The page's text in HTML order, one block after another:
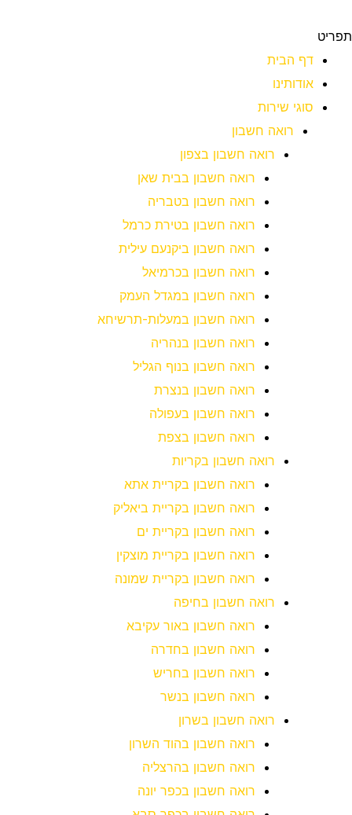
תפריט
דף הבית
אודותינו
סוגי שירות
רואה חשבון
רואה חשבון בצפון
רואה חשבון בבית שאן
רואה חשבון בטבריה
רואה חשבון בטירת כרמל
רואה חשבון ביקנעם עילית
רואה חשבון בכרמיאל
רואה חשבון במגדל העמק
רואה חשבון במעלות-תרשיחא
רואה חשבון בנהריה
רואה חשבון בנוף הגליל
רואה חשבון בנצרת
רואה חשבון בעפולה
רואה חשבון בצפת
רואה חשבון בקריות
רואה חשבון בקריית אתא
רואה חשבון בקריית ביאליק
רואה חשבון בקריית ים
רואה חשבון בקריית מוצקין
רואה חשבון בקריית שמונה
רואה חשבון בחיפה
רואה חשבון באור עקיבא
רואה חשבון בחדרה
רואה חשבון בחריש
רואה חשבון בנשר
רואה חשבון בשרון
רואה חשבון בהוד השרון
רואה חשבון בהרצליה
רואה חשבון בכפר יונה